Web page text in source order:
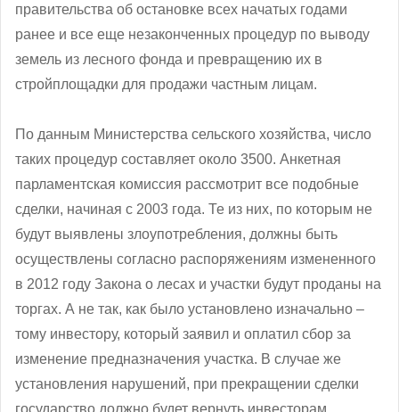
правительства об остановке всех начатых годами
ранее и все еще незаконченных процедур по выводу
земель из лесного фонда и превращению их в
стройплощадки для продажи частным лицам.
По данным Министерства сельского хозяйства, число
таких процедур составляет около 3500. Анкетная
парламентская комиссия рассмотрит все подобные
сделки, начиная с 2003 года. Те из них, по которым не
будут выявлены злоупотребления, должны быть
осуществлены согласно распоряжениям измененного
в 2012 году Закона о лесах и участки будут проданы на
торгах. А не так, как было установлено изначально –
тому инвестору, который заявил и оплатил сбор за
изменение предназначения участка. В случае же
установления нарушений, при прекращении сделки
государство должно будет вернуть инвесторам